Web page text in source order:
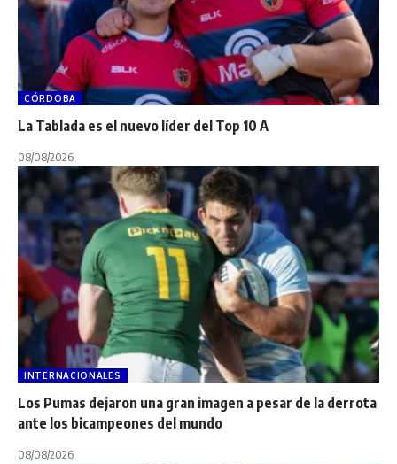
CÓRDOBA
La Tablada es el nuevo líder del Top 10 A
08/08/2026
INTERNACIONALES
Los Pumas dejaron una gran imagen a pesar de la derrota
ante los bicampeones del mundo
08/08/2026